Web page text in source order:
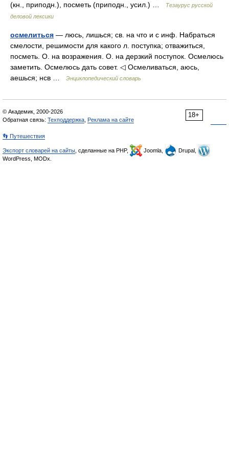
(кн., приподн.), посметь (приподн., усил.) …
Тезаурус русской
деловой лексики
осмелиться — люсь, лишься; св. на что и с инф. Набраться
смелости, решимости для какого л. поступка; отважиться,
посметь. О. на возражения. О. на дерзкий поступок. Осмелюсь
заметить. Осмелюсь дать совет. ◁ Осмеливаться, аюсь,
аешься; нсв …
Энциклопедический словарь
18+
© Академик, 2000-2026
Обратная связь: Техподдержка Реклама на сайте
👣 Путешествия
Экспорт словарей на сайты , сделанные на PHP, Joomla,
Drupal,
WordPress, MODx.